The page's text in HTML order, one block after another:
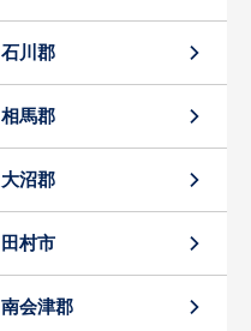
石川郡
相馬郡
大沼郡
田村市
南会津郡